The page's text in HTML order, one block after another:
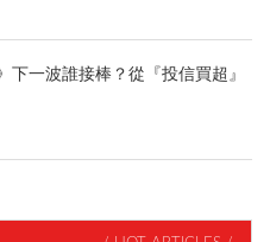
下一波誰接棒？從『投信買超』